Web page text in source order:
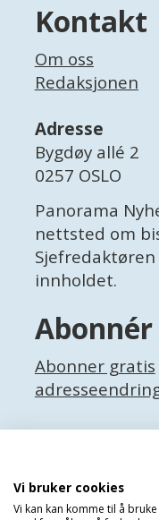
Kontakt
Om oss
Redaksjonen
Adresse
Bygdøy allé 2
0257 OSLO
Panorama
nettsted om
innholdet.
Abonnér
Abonner gratis
Facebook
Vi bruker cookies
Vi kan kan komme til å